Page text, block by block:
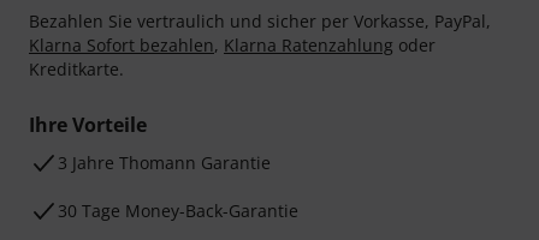
Bezahlen Sie vertraulich und sicher per Vorkasse, PayPal,
Klarna Sofort bezahlen, Klarna Ratenzahlung oder
Kreditkarte.
Ihre Vorteile
3 Jahre Thomann Garantie
30 Tage Money-Back-Garantie